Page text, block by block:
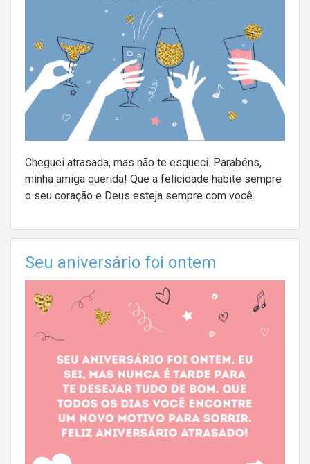
Cheguei atrasada, mas não te esqueci. Parabéns,
minha amiga querida! Que a felicidade habite sempre
o seu coração e Deus esteja sempre com você.
Seu aniversário foi ontem